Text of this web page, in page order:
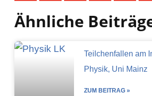
Ähnliche
Teilchenfallen am
Physik, Uni Mainz
ZUM BEITRAG »